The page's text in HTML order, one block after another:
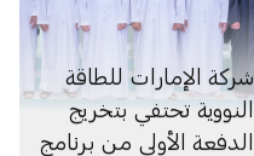
شركة الإمارات للطاقة
النووية تحتفي بتخريج
الدفعة الأولى من برنامج